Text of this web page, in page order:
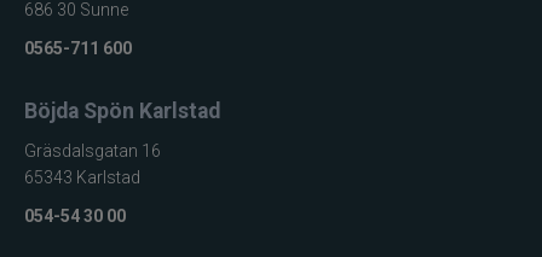
686 30 Sunne
0565-711 600
Böjda Spön Karlstad
Gräsdalsgatan 16
65343 Karlstad
054-54 30 00